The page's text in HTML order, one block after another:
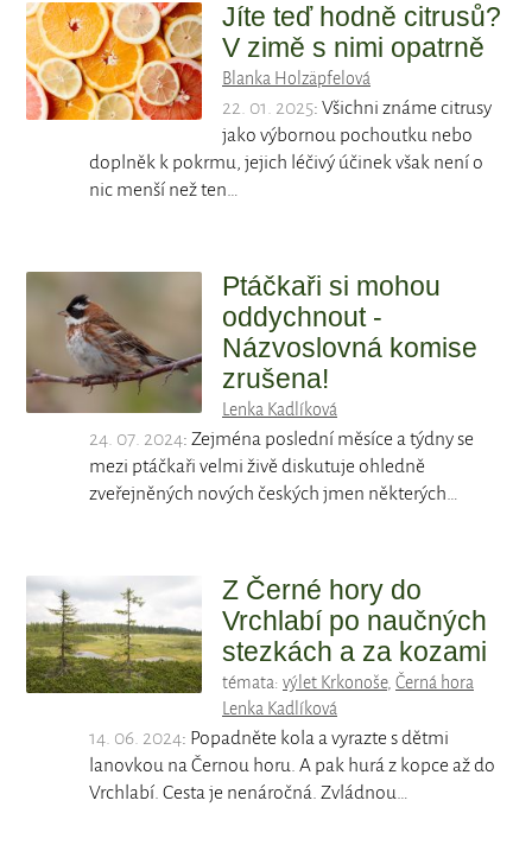
Jíte teď hodně citrusů?
V zimě s nimi opatrně
Blanka Holzäpfelová
22. 01. 2025: Všichni známe citrusy
jako výbornou pochoutku nebo
doplněk k pokrmu, jejich léčivý účinek však není o
nic menší než ten…
Ptáčkaři si mohou
oddychnout -
Názvoslovná komise
zrušena!
Lenka Kadlíková
24. 07. 2024: Zejména poslední měsíce a týdny se
mezi ptáčkaři velmi živě diskutuje ohledně
zveřejněných nových českých jmen některých…
Z Černé hory do
Vrchlabí po naučných
stezkách a za kozami
témata: výlet Krkonoše, Černá hora
Lenka Kadlíková
14. 06. 2024: Popadněte kola a vyrazte s dětmi
lanovkou na Černou horu. A pak hurá z kopce až do
Vrchlabí. Cesta je nenáročná. Zvládnou…